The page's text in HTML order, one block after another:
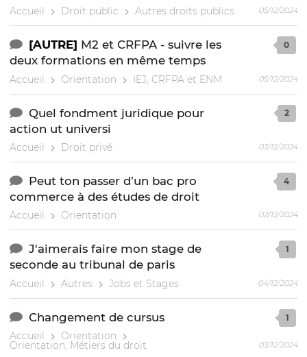
Accueil Droit public Autres droits publics 05/12/2024
[AUTRE] M2 et CRFPA - suivre les
deux formations en même temps
Accueil Orientation IEJ, CRFPA et ENM
0
05/12/2024
Quel fondment juridique pour
action ut universi
Accueil Droit privé
2
03/12/2024
Peut ton passer d’un bac pro
commerce à des études de droit
Accueil Orientation
4
02/12/2024
J'aimerais faire mon stage de
seconde au tribunal de paris
Accueil Autres Jobs et Stages
1
04/12/2024
Changement de cursus
Accueil Orientation
Orientation, Métiers du droit
1
03/12/2024